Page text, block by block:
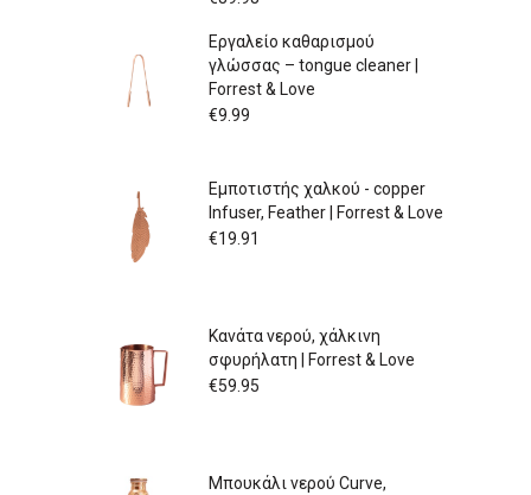
through
Εργαλείο καθαρισμού
γλώσσας – tongue cleaner |
Forrest & Love
€9.99
Εμποτιστής χαλκού - copper
Infuser, Feather | Forrest & Love
€19.91
Κανάτα νερού, χάλκινη
σφυρήλατη | Forrest & Love
€59.95
Μπουκάλι νερού Curve,